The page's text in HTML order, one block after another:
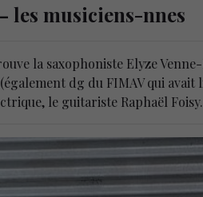
les musiciens-nnes
la saxophoniste Elyze
dg du FIMAV qui avait
le guitariste Raphaël Foisy.